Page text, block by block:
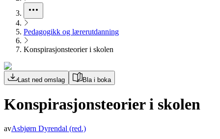
Pedagogikk og lærerutdanning
Konspirasjonsteorier i skolen
Last ned omslag Bla i boka
Konspirasjonsteorier i skolen
avAsbjørn Dyrendal (red.)